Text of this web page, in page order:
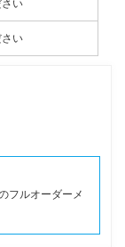
い
い
フルオーダーメ